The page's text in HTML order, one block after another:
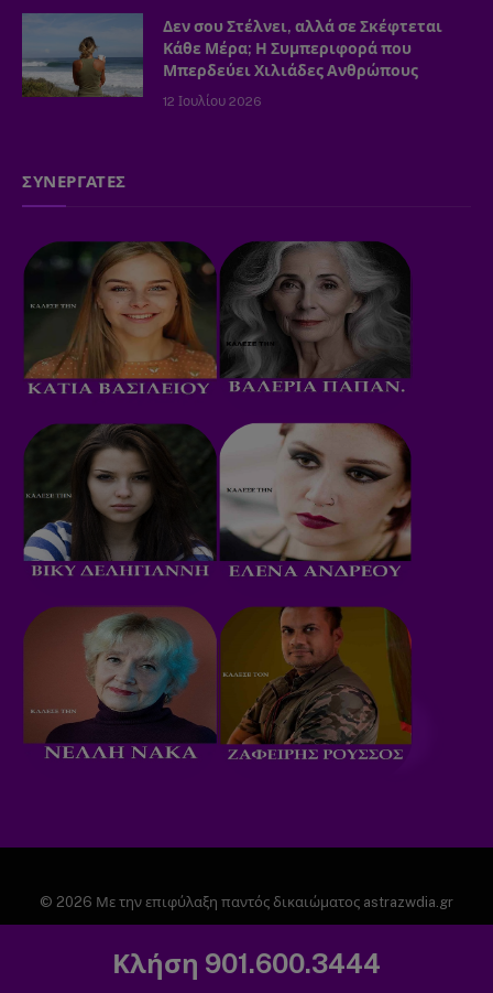
Δεν σου Στέλνει, αλλά σε Σκέφτεται
Κάθε Μέρα; Η Συμπεριφορά που
Μπερδεύει Χιλιάδες Ανθρώπους
12 Ιουλίου 2026
ΣΥΝΕΡΓΑΤΕΣ
© 2026 Με την επιφύλαξη παντός δικαιώματος astrazwdia.gr
Κλήση 901.600.3444